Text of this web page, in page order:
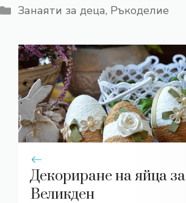
Категории
Занаяти за деца, Ръкоделие
Декориране на яйца за
Великден